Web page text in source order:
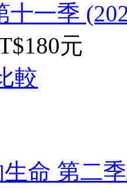
十一季
元
較
命 第二